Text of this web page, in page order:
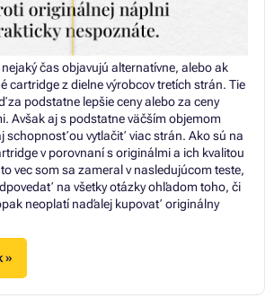
čas objavujú alternatívne, alebo ak
cartridge z dielne výrobcov tretích strán. Tie
podstatne lepšie ceny alebo za ceny
Avšak aj s podstatne väčším objemom
schopnosťou vytlačiť viac strán. Ako sú na
v porovnaní s originálmi a ich kvalitou
vec som sa zameral v nasledujúcom teste,
na všetky otázky ohľadom toho, či
neoplatí naďalej kupovať originálny
»